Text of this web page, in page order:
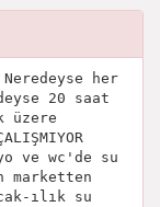
her
20 saat
üzere
ve wc'de su
marketten
ılık su